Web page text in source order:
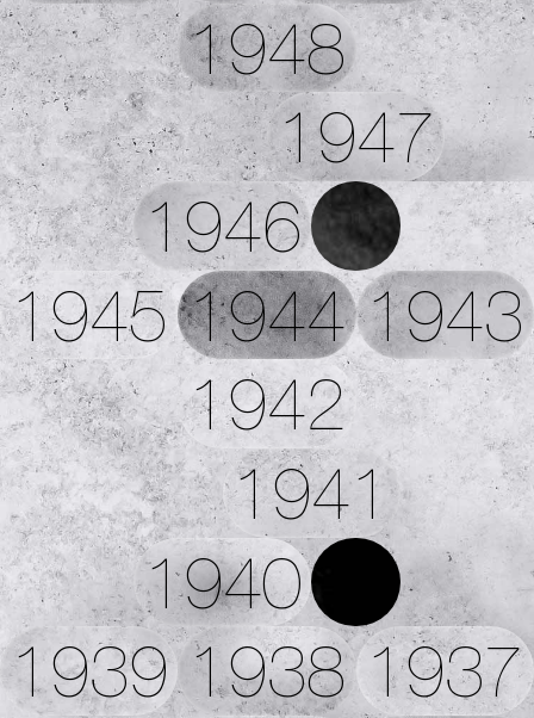
1948
1947
1946
1945 1944 1943
1942
1941
1940
1939 1938 1937